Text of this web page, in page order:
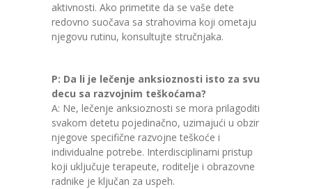
aktivnosti. Ako primetite da se vaše dete
redovno suočava sa strahovima koji ometaju
njegovu rutinu, konsultujte stručnjaka.
P: Da li je lečenje anksioznosti isto za svu
decu sa razvojnim teškoćama?
A: Ne, lečenje anksioznosti se mora prilagoditi
svakom detetu pojedinačno, uzimajući u obzir
njegove specifične razvojne teškoće i
individualne potrebe. Interdisciplinarni pristup
koji uključuje terapeute, roditelje i obrazovne
radnike je ključan za uspeh.